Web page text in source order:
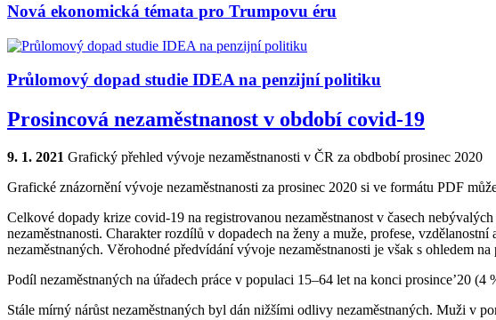
Nová ekonomická témata pro Trumpovu éru
Průlomový dopad studie IDEA na penzijní politiku
Prosincová nezaměstnanost v období covid-19
9. 1. 2021 Grafický přehled vývoje nezaměstnanosti v ČR za obdbobí prosinec 2020
Grafické znázornění vývoje nezaměstnanosti za prosinec 2020 si ve formátu PDF
Celkové dopady krize covid-19 na registrovanou nezaměstnanost v časech
nezaměstnanosti. Charakter rozdílů v dopadech na ženy a muže, profese,
nezaměstnaných. Věrohodné předvídání vývoje nezaměstnanosti je však s ohledem
Podíl nezaměstnaných na úřadech práce v populaci 15–64 let na konci prosince’20
Stále mírný nárůst nezaměstnaných byl dán nižšími odlivy nezaměstnaných. Muži v